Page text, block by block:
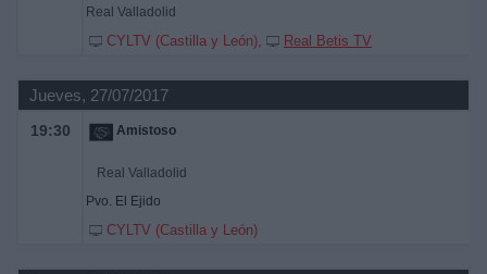
Real Valladolid
CYLTV (Castilla y León) Real Betis TV
Jueves, 27/07/2017
19:30 Amistoso
Real Valladolid
Pvo. El Ejido
CYLTV (Castilla y León)